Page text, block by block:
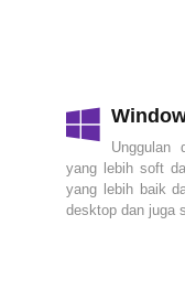
Unggulan
yang lebih soft
yang lebih baik
desktop dan juga